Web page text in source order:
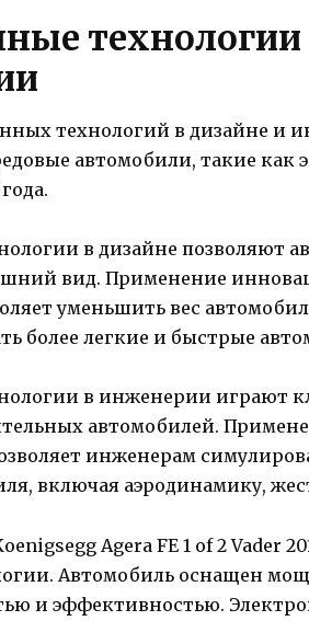
технологии
технологий в дизайне и
автомобили, такие как
в дизайне позволяют
вид. Применение
уменьшить вес
более легкие и быстрые
в инженерии играют
автомобилей.
инженерам
включая аэродинамику,
Agera FE 1 of 2 Vader
Автомобиль оснащен
и эффективностью.